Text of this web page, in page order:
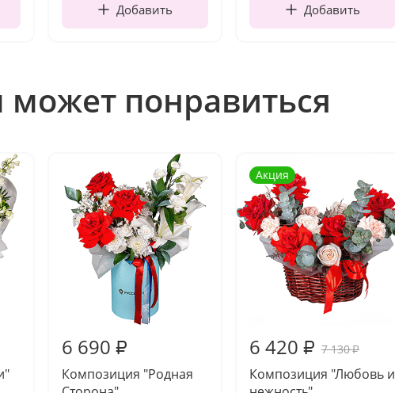
Добавить Добавить
может понравиться
6 690 ₽
Композиция "Родная
Акция
6 420 ₽ 7 130₽
Композиция "Любовь и